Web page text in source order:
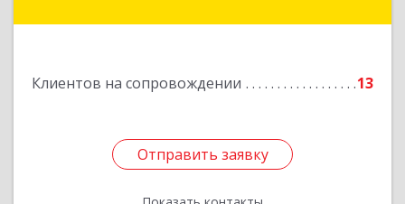
Клиентов на сопровождении 13
Отправить заявку
Отправить заявку